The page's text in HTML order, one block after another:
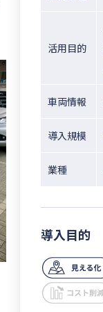
活用目的
車両情報
導入規模
業種
導入目的